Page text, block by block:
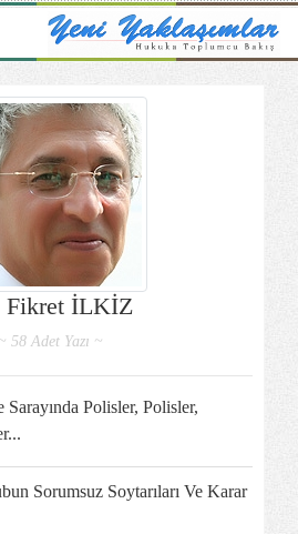
Fikret İLKİZ
~ 58 Adet Yazı ~
Sarayında Polisler, Polisler,
Sorumsuz Soytarıları Ve Karar